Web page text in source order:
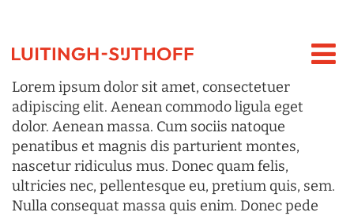
Lorem ipsum dolor sit amet, consectetuer
adipiscing elit. Aenean commodo ligula eget
dolor. Aenean massa. Cum sociis natoque
penatibus et magnis dis parturient montes,
nascetur ridiculus mus. Donec quam felis,
ultricies nec, pellentesque eu, pretium quis, sem.
Nulla consequat massa quis enim. Donec pede